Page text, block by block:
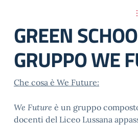
GREEN
GRUPPO WE
Che cosa è We Future:
We Future è un gruppo
docenti del Liceo Lussana